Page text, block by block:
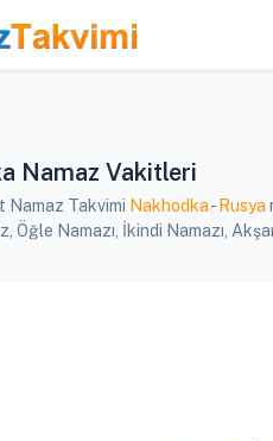
Namaz Vakitleri
Namaz Takvimi Nakhodka- Rusya
Öğle Namazı, İkindi Namazı,